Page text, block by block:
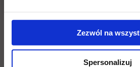
Zezwól na
Spersonalizuj